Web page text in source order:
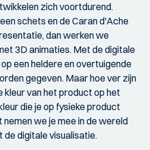
zich voortdurend.
schets en de Caran d'Ache
dan werken we
3D animaties. Met de digitale
een heldere en overtuigende
gegeven. Maar hoe ver zijn
kleur van het product op het
die je op fysieke product
we je mee in de wereld
de digitale visualisatie.